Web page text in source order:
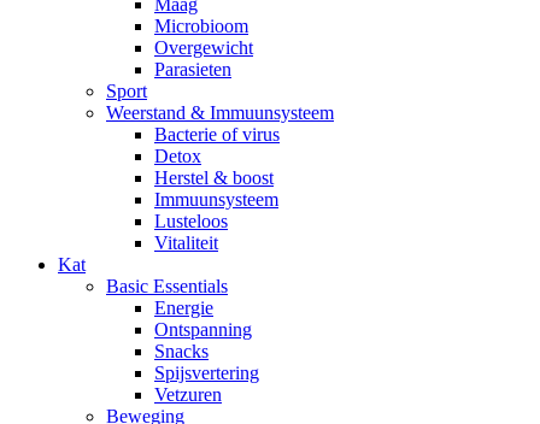
Maag
Microbioom
Overgewicht
Parasieten
Sport
Weerstand & Immuunsysteem
Bacterie of virus
Detox
Herstel & boost
Immuunsysteem
Lusteloos
Vitaliteit
Kat
Basic Essentials
Energie
Ontspanning
Snacks
Spijsvertering
Vetzuren
Beweging